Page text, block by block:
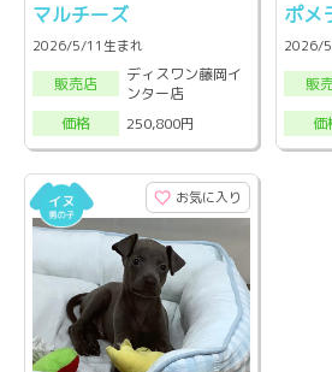
マルチーズ
2026/5/11生まれ
販売店
ディスワン藤岡イ
ンター店
価格
250,800円
ポメ
2026/
販
価
お気に入り